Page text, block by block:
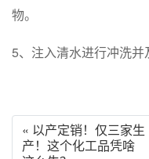
物。
5、注入清水进行冲洗并
« 以产定销！仅三家生
产！这个化工品凭啥